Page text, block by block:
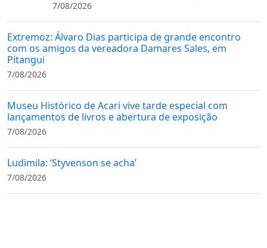
7/08/2026
Extremoz: Álvaro Dias participa de grande encontro
com os amigos da vereadora Damares Sales, em
Pitangui
7/08/2026
Museu Histórico de Acari vive tarde especial com
lançamentos de livros e abertura de exposição
7/08/2026
Ludimila: ‘Styvenson se acha’
7/08/2026